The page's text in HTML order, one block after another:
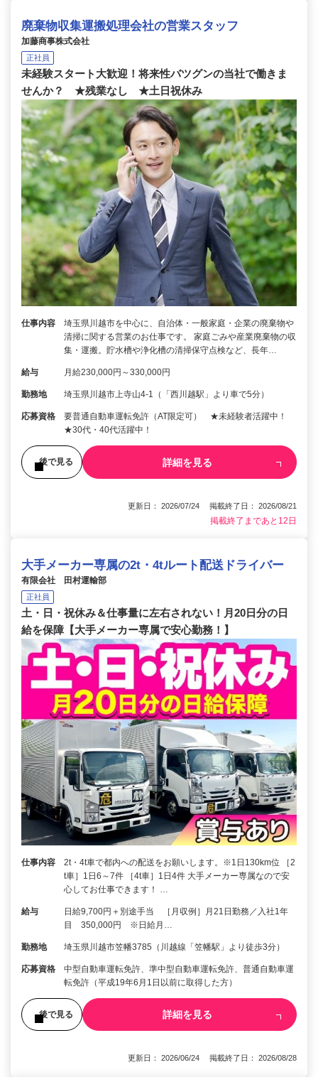
廃棄物収集運搬処理会社の営業スタッフ
加藤商事株式会社
正社員
未経験スタート大歓迎！将来性バツグンの当社で働きま
せんか？ ★残業なし ★土日祝休み
仕事内容
埼玉県川越市を中心に、自治体・一般家庭・企業の廃棄物や
清掃に関する営業のお仕事です。 家庭ごみや産業廃棄物の収
集・運搬。貯水槽や浄化槽の清掃保守点検など、長年…
給与 月給230,000円～330,000円
勤務地 埼玉県川越市上寺山4-1（「西川越駅」より車で5分）
応募資格
要普通自動車運転免許（AT限定可） ★未経験者活躍中！
★30代・40代活躍中！
後で見る 詳細を見る
更新日： 2026/07/24 掲載終了日： 2026/08/21
掲載終了まであと12日
大手メーカー専属の2t・4tルート配送ドライバー
有限会社 田村運輸部
正社員
土・日・祝休み＆仕事量に左右されない！月20日分の日
給を保障【大手メーカー専属で安心勤務！】
仕事内容
2t・4t車で都内への配送をお願いします。※1日130km位 ［2
t車］1日6～7件 ［4t車］1日4件 大手メーカー専属なので安
心してお仕事できます！ …
給与
日給9,700円＋別途手当 ［月収例］月21日勤務／入社1年
目 350,000円 ※日給月…
勤務地 埼玉県川越市笠幡3785（川越線「笠幡駅」より徒歩3分）
応募資格
中型自動車運転免許、準中型自動車運転免許、普通自動車運
転免許（平成19年6月1日以前に取得した方）
後で見る 詳細を見る
更新日： 2026/06/24 掲載終了日： 2026/08/28